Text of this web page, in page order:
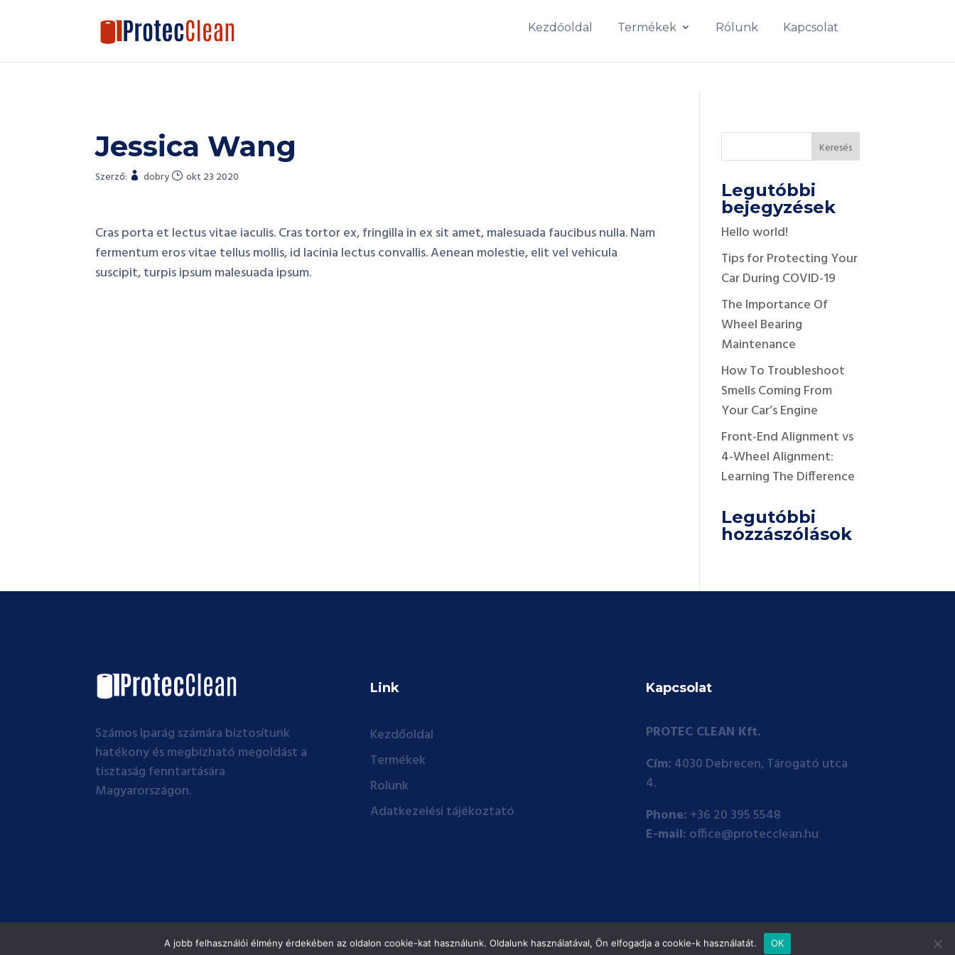
Kezdőoldal Termékek Rólunk Kapcsolat
Jessica Wang
Szerző: dobry okt 23 2020
Cras porta et lectus vitae iaculis. Cras tortor ex, fringilla in ex sit amet, malesuada faucibus nulla. Nam
fermentum eros vitae tellus mollis, id lacinia lectus convallis. Aenean molestie, elit vel vehicula
suscipit, turpis ipsum malesuada ipsum.
Legutóbbi
bejegyzések
Hello world!
Tips for Protecting Your
Car During COVID-19
The Importance Of
Wheel Bearing
Maintenance
How To Troubleshoot
Smells Coming From
Your Car’s Engine
Front-End Alignment vs
4-Wheel Alignment:
Learning The Difference
Legutóbbi
hozzászólások
Számos iparág számára biztosítunk
hatékony és megbízható megoldást a
tisztaság fenntartására
Magyarországon.
Link
Kezdőoldal
Termékek
Rolunk
Adatkezelési tájékoztató
Kapcsolat
PROTEC CLEAN Kft.
Cím: 4030 Debrecen, Tárogató utca
4.
Phone: +36 20 395 5548
E-mail: office@protecclean.hu
Minden jog fentartva @ PROTEC CLEAN Kft.
A jobb felhasználói élmény érdekében az oldalon cookie-kat használunk. Oldalunk használatával, Ön elfogadja a cookie-k használatát. OK